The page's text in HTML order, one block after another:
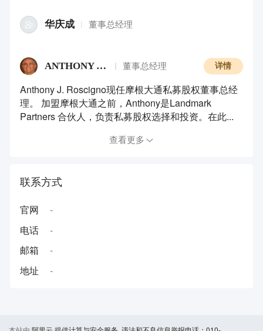
华庆成 董事总经理
ANTHONY J. ROSCIGNO 董事总经理
Anthony J. Roscigno现任摩根大通私募股权董事总经
理。 加盟摩根大通之前，Anthony是Landmark
Partners 合伙人，负责私募股权选择和投资。在此...
详情
查看更多
联系方式
官网
-
电话
-
邮箱
-
地址
-